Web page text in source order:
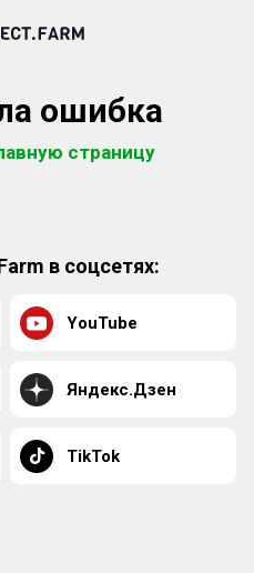
ошибка
страницу
в соцсетях:
YouTube
Яндекс.Дзен
TikTok